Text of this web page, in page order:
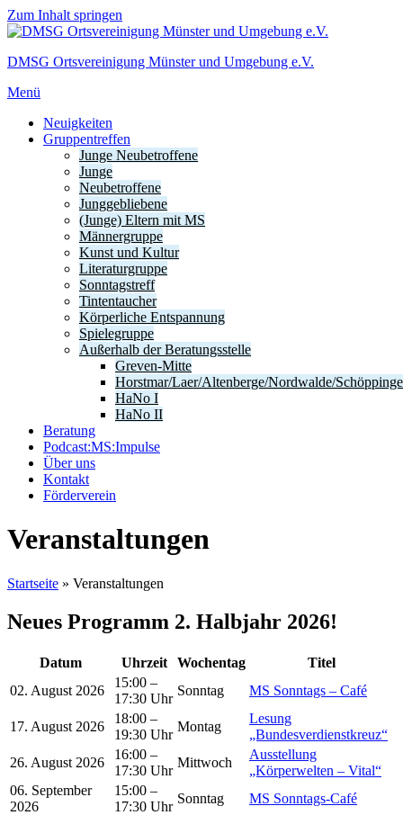
Zum Inhalt springen
DMSG Ortsvereinigung Münster und Umgebung e.V.
Menü
Neuigkeiten
Gruppentreffen
Junge Neubetroffene
Junge
Neubetroffene
Junggebliebene
(Junge) Eltern mit MS
Männergruppe
Kunst und Kultur
Literaturgruppe
Sonntagstreff
Tintentaucher
Körperliche Entspannung
Spielegruppe
Außerhalb der Beratungsstelle
Greven-Mitte
Horstmar/Laer/Altenberge/Nordwalde/
HaNo I
HaNo II
Beratung
Podcast:MS:Impulse
Über uns
Kontakt
Förderverein
Veranstaltungen
Startseite » Veranstaltungen
Neues Programm 2. Halbjahr 2026!
Datum Uhrzeit Wochentag
Titel
02. August 2026
15:00 –
17:30 Uhr
Sonntag MS Sonntags – Café
17. August 2026
18:00 –
19:30 Uhr
Montag
Lesung
„Bundesverdienstkreuz“
26. August 2026
16:00 –
17:30 Uhr
Mittwoch
Ausstellung
„Körperwelten – Vital“
06. September
2026
15:00 –
17:30 Uhr
Sonntag
MS Sonntags-Café